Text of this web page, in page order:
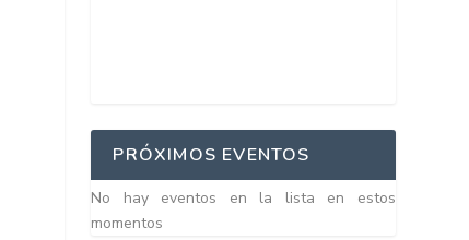
PRÓXIMOS EVENTOS
No hay eventos en la lista en estos
momentos